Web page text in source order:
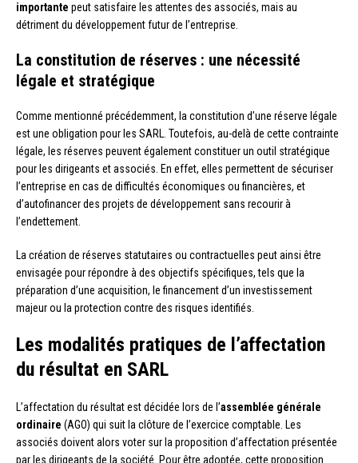
importante peut satisfaire les attentes des associés, mais au
détriment du développement futur de l’entreprise.
La constitution de réserves : une nécessité
légale et stratégique
Comme mentionné précédemment, la constitution d’une réserve légale
est une obligation pour les SARL. Toutefois, au-delà de cette contrainte
légale, les réserves peuvent également constituer un outil stratégique
pour les dirigeants et associés. En effet, elles permettent de sécuriser
l’entreprise en cas de difficultés économiques ou financières, et
d’autofinancer des projets de développement sans recourir à
l’endettement.
La création de réserves statutaires ou contractuelles peut ainsi être
envisagée pour répondre à des objectifs spécifiques, tels que la
préparation d’une acquisition, le financement d’un investissement
majeur ou la protection contre des risques identifiés.
Les modalités pratiques de l’affectation
du résultat en SARL
L’affectation du résultat est décidée lors de l’assemblée générale
ordinaire (AGO) qui suit la clôture de l’exercice comptable. Les
associés doivent alors voter sur la proposition d’affectation présentée
par les dirigeants de la société. Pour être adoptée, cette proposition